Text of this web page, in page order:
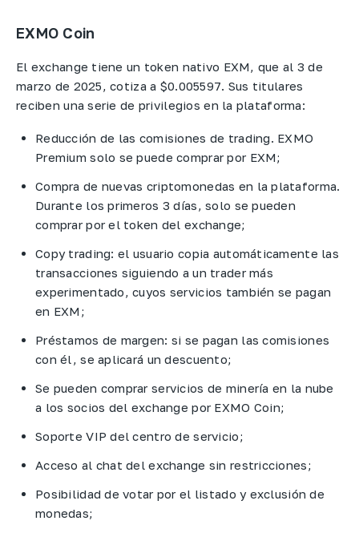
EXMO Coin
El exchange tiene un token nativo EXM, que al 3 de
marzo de 2025, cotiza a $0.005597. Sus titulares
reciben una serie de privilegios en la plataforma:
Reducción de las comisiones de trading. EXMO
Premium solo se puede comprar por EXM;
Compra de nuevas criptomonedas en la plataforma.
Durante los primeros 3 días, solo se pueden
comprar por el token del exchange;
Copy trading: el usuario copia automáticamente las
transacciones siguiendo a un trader más
experimentado, cuyos servicios también se pagan
en EXM;
Préstamos de margen: si se pagan las comisiones
con él, se aplicará un descuento;
Se pueden comprar servicios de minería en la nube
a los socios del exchange por EXMO Coin;
Soporte VIP del centro de servicio;
Acceso al chat del exchange sin restricciones;
Posibilidad de votar por el listado y exclusión de
monedas;